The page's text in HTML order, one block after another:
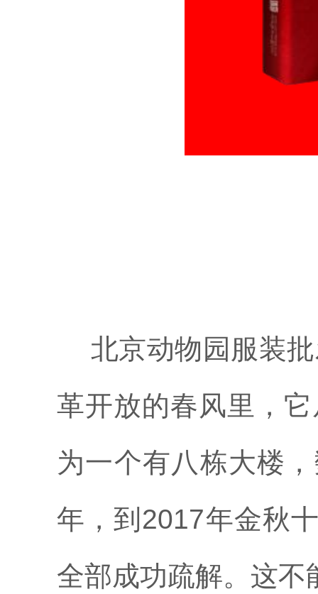
北京动物园服装
革开放的春风里，
为一个有八栋大楼
年，到2017年金秋
全部成功疏解。这不